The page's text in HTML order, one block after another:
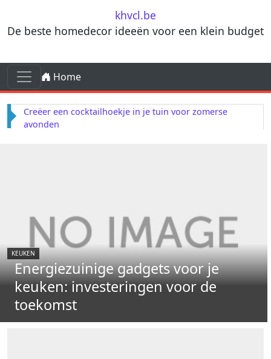
khvcl.be
De beste homedecor ideeën voor een klein budget
Skip to content
Main Navigation
Home
Creëer een cocktailhoekje in je tuin voor zomerse
avonden
KEUKEN
Energiezuinige gadgets voor je
keuken: investeringen voor de
toekomst